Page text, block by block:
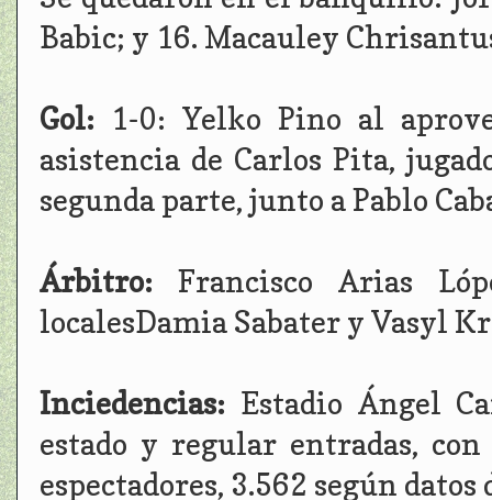
Babic; y 16. Macauley
Gol: 1-0: Yelko Pino al
asistencia de Carlos Pita,
segunda parte, junto a Pablo
Árbitro:Francisco Arias
localesDamia Sabater y Vasyl
Inciedencias: Estadio Ángel
estado y regular entradas,
espectadores, 3.562 según datos